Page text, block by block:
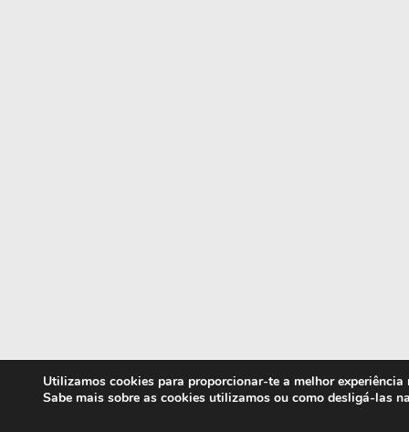
Utilizamos cookies para proporcionar-te a melhor experiência
Sabe mais sobre as cookies utilizamos ou como desligá-las